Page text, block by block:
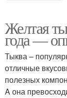
Желтая
года —
Тыква –
отличные
полезных
A она